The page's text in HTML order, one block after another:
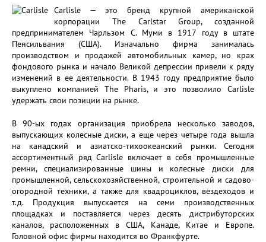
Carlisle — это бренд крупной американской
корпорации The Carlstar Group, созданной
предпринимателем Чарльзом С. Муми в 1917 году в штате
Пенсильвания (США). Изначально фирма занималась
производством и продажей автомобильных камер, но крах
фондового рынка и начало Великой депрессии привели к ряду
изменений в ее деятельности. В 1943 году предприятие было
выкуплено компанией The Pharis, и это позволило Carlisle
удержать свои позиции на рынке.
В 90-ых годах организация приобрела несколько заводов,
выпускающих колесные диски, а еще через четыре года вышла
на канадский и азиатско-тихоокеанский рынки. Сегодня
ассортиментный ряд Carlisle включает в себя промышленные
ремни, специализированные шины и колесные диски для
промышленной, сельскохозяйственной, строительной и садово-
огородной техники, а также для квадроциклов, вездеходов и
т.д. Продукция выпускается на семи производственных
площадках и поставляется через десять дистрибуторских
каналов, расположенных в США, Канаде, Китае и Европе.
Головной офис фирмы находится во Франкфурте.